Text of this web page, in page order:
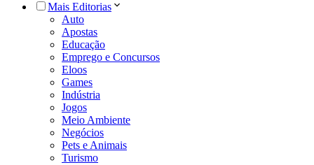
Mais Editorias
Auto
Apostas
Educação
Emprego e Concursos
Eloos
Games
Indústria
Jogos
Meio Ambiente
Negócios
Pets e Animais
Turismo